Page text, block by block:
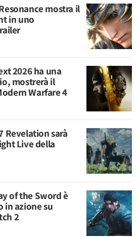
mostra il
in uno
2026 ha una
mostrerà il
Warfare 4
Revelation sarà
Live della
of the Sword è
in azione su
2